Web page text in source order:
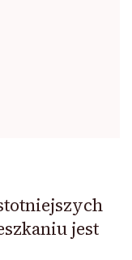
jest